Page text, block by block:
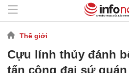
Thế giới
Cựu lính thủy đánh
tấn công đại sứ